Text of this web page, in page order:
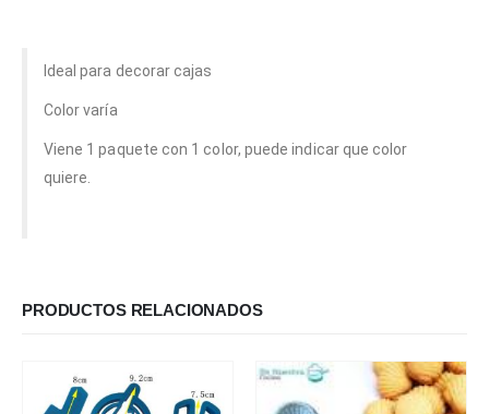
Ideal para decorar cajas
Color varía
Viene 1 paquete con 1 color, puede indicar que color
quiere.
PRODUCTOS RELACIONADOS